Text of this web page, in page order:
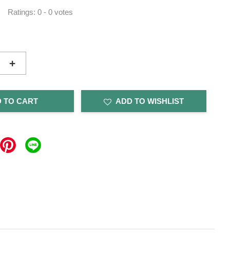
Ratings:0 -0 votes
+
TO CART ADD TO WISHLIST